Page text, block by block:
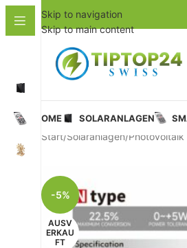
Skip to navigation
Skip to main content
HOME SOLARANLAGEN
Start/Solaranlagen/
-5%
AUSV
ERKAU
FT